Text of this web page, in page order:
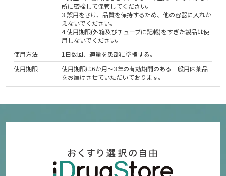
所に密栓して保管してください。
3.誤用をさけ、品質を保持するため、他の容器に入れか
えないでください。
4.使用期限(外箱及びチューブに記載)をすぎた製品は使
用しないでください。
使用方法
1日数回、適量を患部に塗擦する。
使用期限
使用期限は6か月～3年の有効期間のある一般用医薬品
をお届けさせていただいております。